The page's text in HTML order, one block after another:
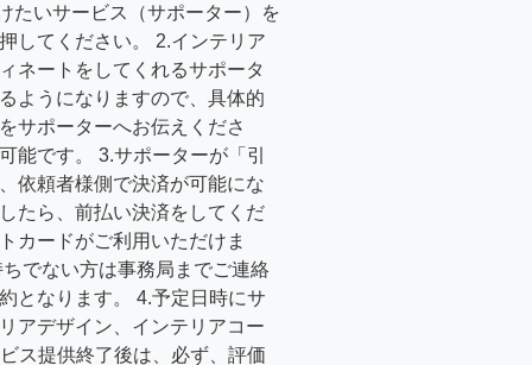
たいサービス（サポーター）を
してください。 2.インテリア
ネートをしてくれるサポータ
ようになりますので、具体的
サポーターへお伝えくださ
能です。 3.サポーターが「引
依頼者様側で決済が可能にな
たら、前払い決済をしてくだ
カードがご利用いただけま
でない方は事務局までご連絡
となります。 4.予定日時にサ
アデザイン、インテリアコー
ス提供終了後は、必ず、評価